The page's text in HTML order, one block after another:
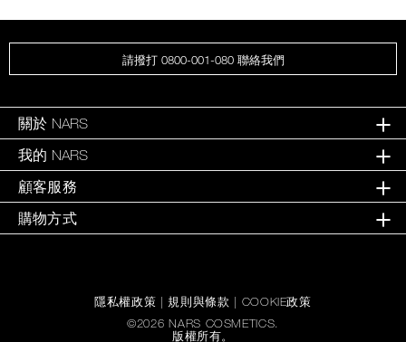
請撥打 0800-001-080 聯絡我們
關於 NARS
我的 NARS
顧客服務
購物方式
隱私權政策 |規則與條款 | COOKIE政策
©2026 NARS COSMETICS.
版權所有。